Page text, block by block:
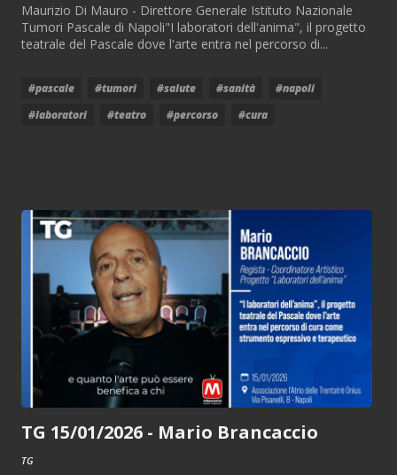
Maurizio Di Mauro - Direttore Generale Istituto Nazionale
Tumori Pascale di Napoli"I laboratori dell'anima", il progetto
teatrale del Pascale dove l'arte entra nel percorso di...
#pascale #tumori #salute #sanità
#napoli
#laboratori
#teatro #percorso #cura
TG 15/01/2026 - Mario Brancaccio
TG